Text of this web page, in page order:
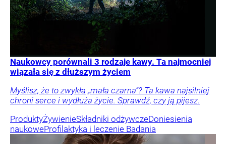
Naukowcy porównali 3 rodzaje kawy. Ta najmocniej
wiązała się z dłuższym życiem
Myślisz, że to zwykła „mała czarna”? Ta kawa najsilniej
chroni serce i wydłuża życie. Sprawdź, czy ją pijesz.
ProduktyŻywienieSkładniki odżywczeDoniesienia
naukoweProfilaktyka i leczenie Badania